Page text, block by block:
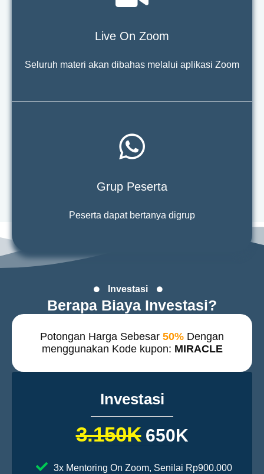
Live On Zoom
Seluruh materi akan dibahas melalui aplikasi Zoom
Grup Peserta
Peserta dapat bertanya digrup
Investasi
Berapa Biaya Investasi?
Potongan Harga Sebesar 50% Dengan
menggunakan Kode kupon: MIRACLE
Investasi
3.150K 650K
3x Mentoring On Zoom, Senilai Rp900.000